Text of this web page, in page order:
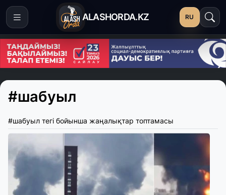
ALASHORDA.KZ RU
#шабуыл
#шабуыл тегі бойынша жаңалықтар топтамасы